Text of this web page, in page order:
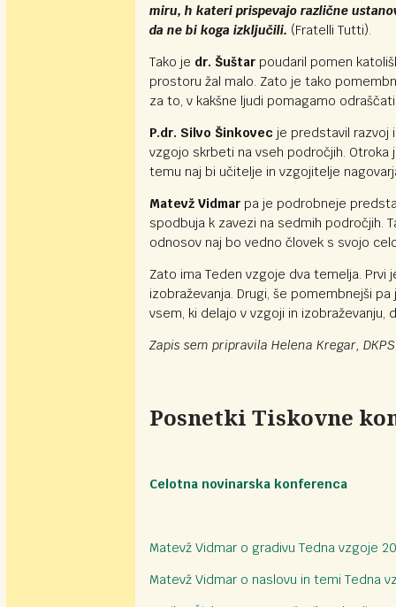
miru, h kateri prispevajo različne
da ne bi koga izključili. (Fratelli Tutti).
Tako je dr. Šuštarpoudaril pomen
prostoru žal malo. Zato je tako
za to, v kakšne ljudi pomagamo
P.dr. Silvo Šinkovec je predstavil razvoj
vzgojo skrbeti na vseh področjih.
temu naj bi učitelje in vzgojitelje
Matevž Vidmarpa je podrobneje
spodbuja k zavezi na sedmih področjih.
odnosov naj bo vedno človek s svojo
Zato ima Teden vzgoje dva temelja.
izobraževanja. Drugi, še pomembnejši
vsem, ki delajo v vzgoji in
Zapis sem pripravila Helena Kregar, DKPS
Posnetki Tiskovne
Celotna novinarska konferenca
Matevž Vidmar o gradivu Tedna vzgoje
Matevž Vidmar o naslovu in temi Tedna